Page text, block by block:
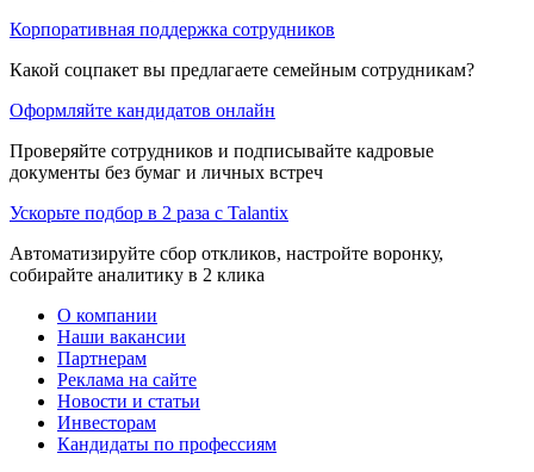
Корпоративная поддержка сотрудников
Какой соцпакет вы предлагаете семейным сотрудникам?
Оформляйте кандидатов онлайн
Проверяйте сотрудников и подписывайте кадровые
документы без бумаг и личных встреч
Ускорьте подбор в 2 раза с Talantix
Автоматизируйте сбор откликов, настройте воронку,
собирайте аналитику в 2 клика
О компании
Наши вакансии
Партнерам
Реклама на сайте
Новости и статьи
Инвесторам
Кандидаты по профессиям